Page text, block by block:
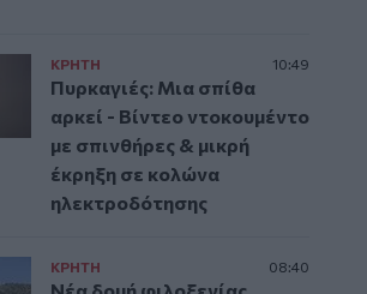
ΚΡΗΤΗ 10:49
Πυρκαγιές: Μια σπίθα
αρκεί - Βίντεο ντοκουμέντο
με σπινθήρες & μικρή
έκρηξη σε κολώνα
ηλεκτροδότησης
ΚΡΗΤΗ 08:40